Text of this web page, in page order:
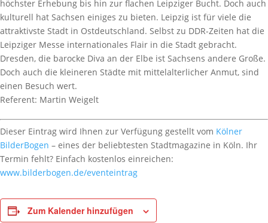
höchster Erhebung bis hin zur flachen Leipziger Bucht. Doch auch
kulturell hat Sachsen einiges zu bieten. Leipzig ist für viele die
attraktivste Stadt in Ostdeutschland. Selbst zu DDR-Zeiten hat die
Leipziger Messe internationales Flair in die Stadt gebracht.
Dresden, die barocke Diva an der Elbe ist Sachsens andere Große.
Doch auch die kleineren Städte mit mittelalterlicher Anmut, sind
einen Besuch wert.
Referent: Martin Weigelt
Dieser Eintrag wird Ihnen zur Verfügung gestellt vom Kölner
BilderBogen – eines der beliebtesten Stadtmagazine in Köln. Ihr
Termin fehlt? Einfach kostenlos einreichen:
www.bilderbogen.de/eventeintrag
Zum Kalender hinzufügen